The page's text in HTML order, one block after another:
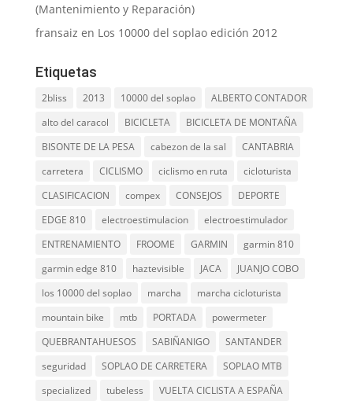
(Mantenimiento y Reparación)
fransaiz en Los 10000 del soplao edición 2012
Etiquetas
2bliss 2013 10000 del soplao
ALBERTO CONTADOR
alto del caracol
BICICLETA
BICICLETA DE MONTAÑA
BISONTE DE LA PESA
cabezon de la sal
CANTABRIA
carretera
CICLISMO ciclismo en ruta
cicloturista
CLASIFICACION
compex CONSEJOS
DEPORTE
EDGE 810
electroestimulacion
electroestimulador
ENTRENAMIENTO
FROOME GARMIN
garmin 810
garmin edge 810
haztevisible JACA
JUANJO COBO
los 10000 del soplao
marcha
marcha cicloturista
mountain bike
mtb PORTADA
powermeter
QUEBRANTAHUESOS
SABIÑANIGO
SANTANDER
seguridad
SOPLAO DE CARRETERA
SOPLAO MTB
specialized
tubeless VUELTA CICLISTA A ESPAÑA